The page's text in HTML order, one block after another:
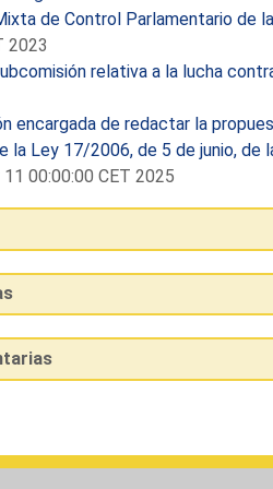
de Control Parlamentario de
2023
relativa a la lucha
encargada de redactar la
la Ley 17/2006, de 5 de junio,
00:00:00 CET 2025